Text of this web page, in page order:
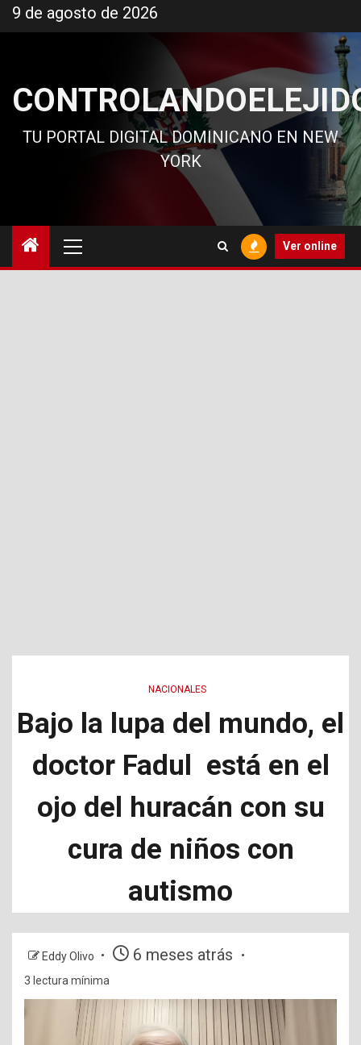
al
9 de agosto de 2026
TU PORTAL DIGITAL DOMINICANO EN NEW
YORK
principal
Ver online
NACIONALES
Bajo la lupa del mundo, el
doctor Fadul está en el
ojo del huracán con su
cura de niños con
autismo
Eddy Olivo 6 meses atrás
3 lectura mínima